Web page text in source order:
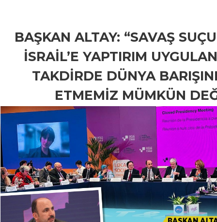
BAŞKAN ALTAY: “SAVAŞ
İSRAİL’E YAPTIRIM
TAKDİRDE DÜNYA
ETMEMİZ MÜMKÜN